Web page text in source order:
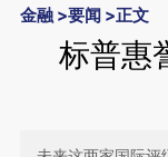
金融 >要闻 >正文
标普惠